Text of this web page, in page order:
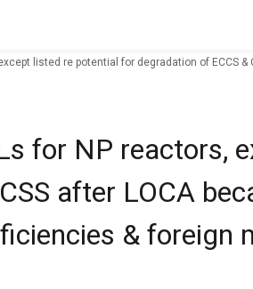
listed re potential for degradation of ECCS
for NP reactors,
after LOCA
& foreign